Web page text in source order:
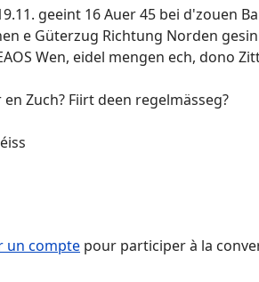
geeint 16 Auer 45 bei d'zouen
e Güterzug Richtung Norden
Wen, eidel mengen ech, dono
Zuch? Fiirt deen regelmässeg?
un comptepour participer à la